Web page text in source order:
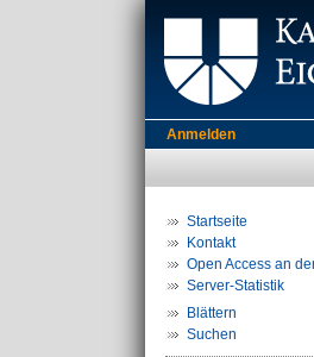
Anmelden
Startseite
Kontakt
Open Access an
Server-Statistik
Blättern
Suchen